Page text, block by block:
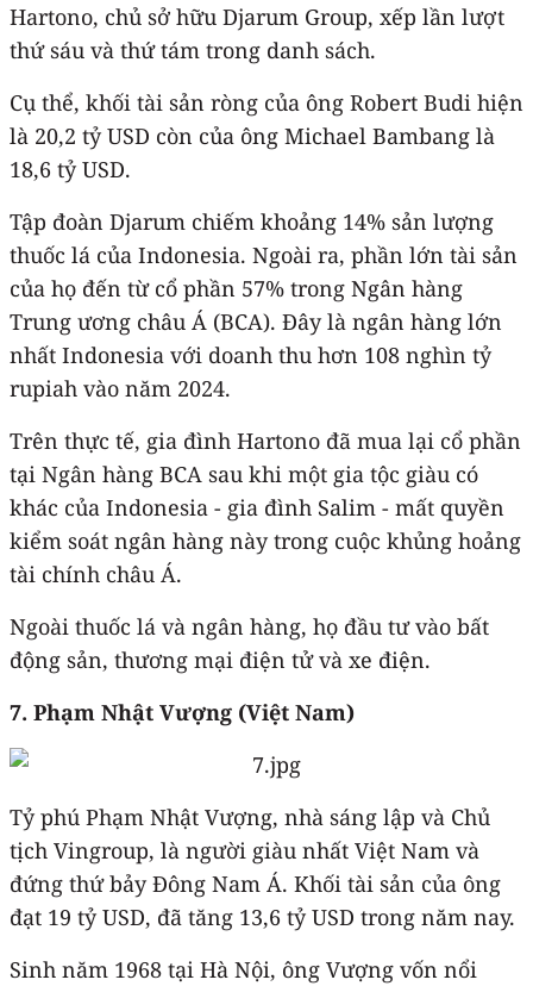
Hartono, chủ sở hữu Djarum Group, xếp lần lượt
thứ sáu và thứ tám trong danh sách.
Cụ thể, khối tài sản ròng của ông Robert Budi hiện
là 20,2 tỷ USD còn của ông Michael Bambang là
18,6 tỷ USD.
Tập đoàn Djarum chiếm khoảng 14% sản lượng
thuốc lá của Indonesia. Ngoài ra, phần lớn tài sản
của họ đến từ cổ phần 57% trong Ngân hàng
Trung ương châu Á (BCA). Đây là ngân hàng lớn
nhất Indonesia với doanh thu hơn 108 nghìn tỷ
rupiah vào năm 2024.
Trên thực tế, gia đình Hartono đã mua lại cổ phần
tại Ngân hàng BCA sau khi một gia tộc giàu có
khác của Indonesia - gia đình Salim - mất quyền
kiểm soát ngân hàng này trong cuộc khủng hoảng
tài chính châu Á.
Ngoài thuốc lá và ngân hàng, họ đầu tư vào bất
động sản, thương mại điện tử và xe điện.
7. Phạm Nhật Vượng (Việt Nam)
Tỷ phú Phạm Nhật Vượng, nhà sáng lập và Chủ
tịch Vingroup, là người giàu nhất Việt Nam và
đứng thứ bảy Đông Nam Á. Khối tài sản của ông
đạt 19 tỷ USD, đã tăng 13,6 tỷ USD trong năm nay.
Sinh năm 1968 tại Hà Nội, ông Vượng vốn nổi